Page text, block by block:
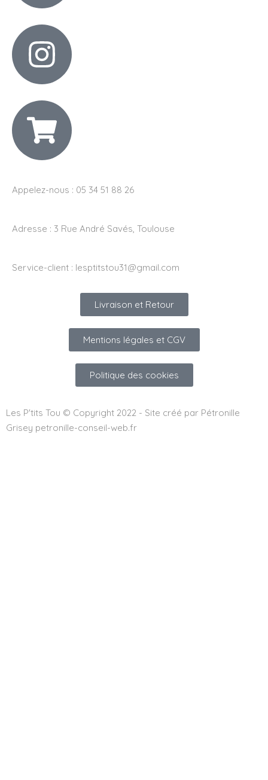
Appelez-nous : 05 34 51 88 26
Adresse : 3 Rue André Savés, Toulouse
Service-client : lesptitstou31@gmail.com
Livraison et Retour
Mentions légales et CGV
Politique des cookies
Les P'tits Tou © Copyright 2022 - Site créé par Pétronille
Grisey petronille-conseil-web.fr